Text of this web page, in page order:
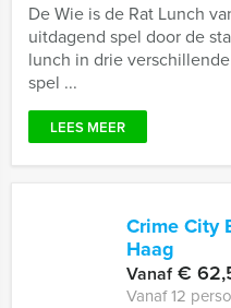
De Wie is de Rat Lunch
uitdagend spel door de
lunch in drie
spel ...
LEES MEER
Crime City
Haag
Vanaf€
Vanaf 12